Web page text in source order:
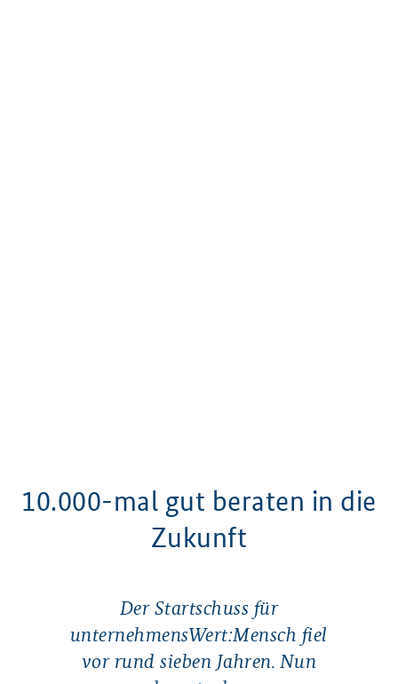
10.000-mal gut beraten in die
Zukunft
Der Startschuss für
unternehmensWert:Mensch fiel
vor rund sieben Jahren. Nun